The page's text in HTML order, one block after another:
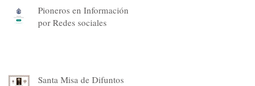
Pioneros en Información
por Redes sociales
Santa Misa de Difuntos